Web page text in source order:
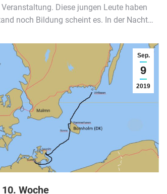
Veranstaltung. Diese jungen Leute haben
noch Bildung scheint es. In der Nacht…
Sep.
9
2019
Woche